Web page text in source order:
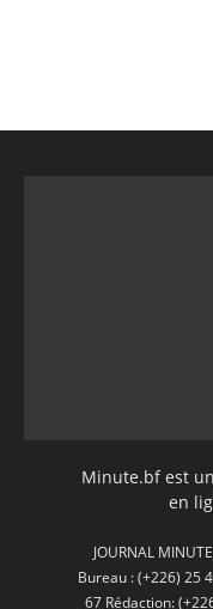
Minute.bf est
en
JOURNAL
Bureau : (+226) 25
67 Rédaction: